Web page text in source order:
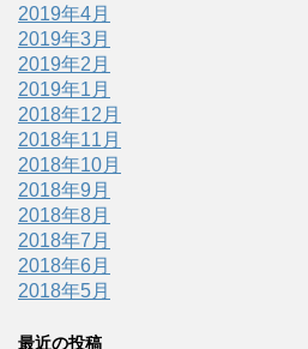
2019年4月
2019年3月
2019年2月
2019年1月
2018年12月
2018年11月
2018年10月
2018年9月
2018年8月
2018年7月
2018年6月
2018年5月
最近の投稿